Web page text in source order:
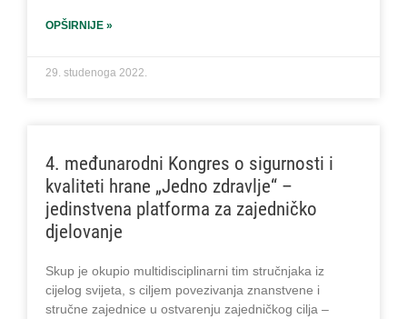
OPŠIRNIJE »
29. studenoga 2022.
4. međunarodni Kongres o sigurnosti i
kvaliteti hrane „Jedno zdravlje“ –
jedinstvena platforma za zajedničko
djelovanje
Skup je okupio multidisciplinarni tim stručnjaka iz
cijelog svijeta, s ciljem povezivanja znanstvene i
stručne zajednice u ostvarenju zajedničkog cilja –